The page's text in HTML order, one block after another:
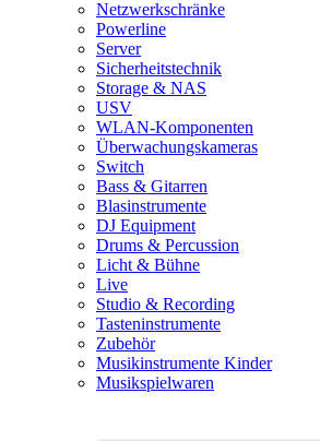
Netzwerkschränke
Powerline
Server
Sicherheitstechnik
Storage & NAS
USV
WLAN-Komponenten
Überwachungskameras
Switch
Bass & Gitarren
Blasinstrumente
DJ Equipment
Drums & Percussion
Licht & Bühne
Live
Studio & Recording
Tasteninstrumente
Zubehör
Musikinstrumente Kinder
Musikspielwaren